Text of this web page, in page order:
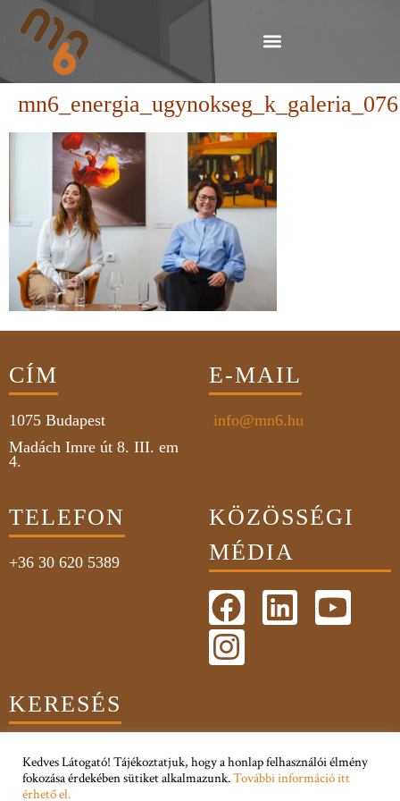
mn6_energia_ugynokseg_k_galeria_076
CÍM
1075 Budapest
Madách Imre út 8. III. em
4.
E-MAIL
info@mn6.hu
TELEFON
+36 30 620 5389
KÖZÖSSÉGI
MÉDIA
KERESÉS
Adatkezelési Tájékoztató
Kedves Látogató! Tájékoztatjuk, hogy a honlap felhasználói élmény
fokozása érdekében sütiket alkalmazunk.További információ itt
érhető el.